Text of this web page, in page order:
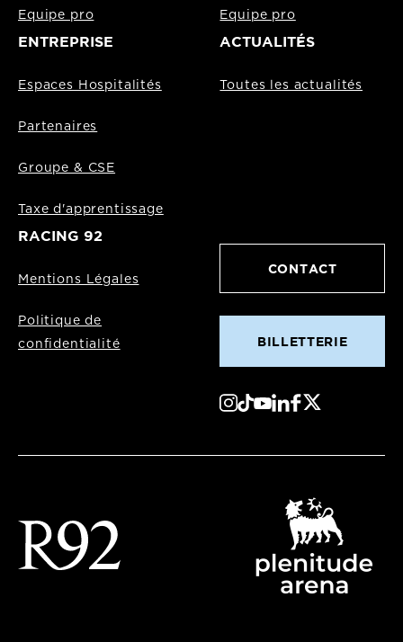
Equipe pro Equipe pro
ENTREPRISE
Espaces Hospitalités
Partenaires
Groupe & CSE
Taxe d'apprentissage
ACTUALITÉS
Toutes les actualités
RACING 92
Mentions Légales
Politique de
confidentialité
CONTACT
BILLETTERIE